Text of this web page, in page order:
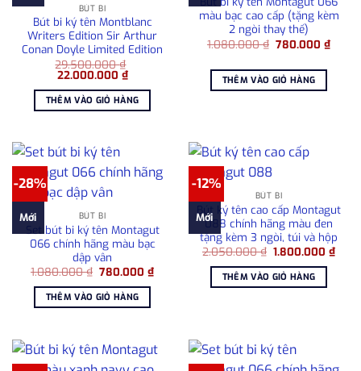
BÚT BI
Bút bi ký tên Montblanc
Writers Edition Sir Arthur
Conan Doyle Limited Edition
29.500.000₫
Giá
là:
29.500.000 ₫.
22.000.000 ₫Giá
hiện
tại
là:
22.000.000 ₫.
THÊM VÀO GIỎ HÀNG
màu bạc cao cấp (tặng kèm
2 ngòi thay thế)
1.080.000₫ Giá
1.080.000 ₫.
780.000₫Giá
hiện
THÊM VÀO GIỎ HÀNG
-28%
Mới BÚT BI
Set bút bi ký tên Montagut
066 chính hãng màu bạc
dập vân
1.080.000₫ Giá
là:
1.080.000 ₫.
780.000₫Giá
hiện
THÊM VÀO GIỎ HÀNG
-12%
Mới
BÚT BI
Bút ký tên cao cấp Montagut
088 chính hãng màu đen
tặng kèm 3 ngòi, túi và hộp
2.050.000₫ Giá
là:
2.050.000 ₫.
1.800.000₫Giá
hiện
THÊM VÀO GIỎ HÀNG